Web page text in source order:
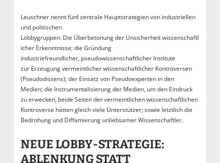
Leuschner nennt fünf zentrale Hauptstrategien von industriellen
und politischen
Lobbygruppen: Die Überbetonung der Unsicherheit wissenschaftl
icher Erkenntnisse; die Gründung
industriefreundlicher, pseudowissenschaftlicher Institute
zur Erzeugung vermeintlicher wissenschaftlicher Kontroversen
(Pseudodissens); der Einsatz von Pseudoexperten in den
Medien; die Instrumentalisierung der Medien, um den Eindruck
zu erwecken, beide Seiten der vermeintlichen wissenschaftlichen
Kontroverse hätten gleich viele Unterstützer; sowie letztlich die
Bedrohung und Diffamierung unliebsamer Wissenschaftler.
NEUE LOBBY-STRATEGIE:
ABLENKUNG STATT